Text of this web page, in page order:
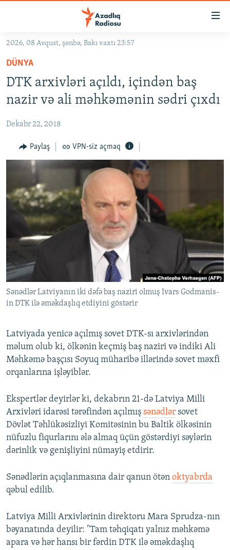
Əsas
qayıt
Əsas
naviqasiyaya
qayıt
Axtarışa
KORRUPSIOMETR
FƏRQƏ BAX
QANUNI DOĞRU
ARAŞDIRMA
MULTIMEDIA
VIDEO
FOTOQALEREYA
İNFOQRAFIKA
RADIO ARXIV
OXU ZALI
AZƏRBAYCAN ƏDƏBIYYATI KITABXANASI
İZ - MƏDƏNIYYƏT PROQRAMI
HAQQIMIZDA
MISSIYAMIZ
PEŞƏ ETIKASI VƏ JURNALISTIKA STANDARTLARIMIZ
MATERIALLARIMIZDAN ISTIFADƏ
AZADLIQRADIOSU MOBIL TELEFONUNUZDA
XƏBƏR BÜLLETENLƏRIMIZ
RFE/RL-in bütün saytları
2026, 08 Avqust, şənbə, Bakı vaxtı 23:57
DÜNYA
DTK arxivləri açıldı, içindən baş
nazir və ali məhkəmənin sədri çıxdı
Dekabr 22, 2018
Paylaş VPN-siz açmaq
Sənədlər Latviyanın iki dəfə baş naziri olmuş Ivars Godmanis-
in DTK ilə əməkdaşlıq etdiyini göstərir
Latviyada yenicə açılmış sovet DTK-sı arxivlərindən
məlum olub ki, ölkənin keçmiş baş naziri və indiki Ali
Məhkəmə başçısı Soyuq müharibə illərində sovet məxfi
orqanlarına işləyiblər.
Ekspertlər deyirlər ki, dekabrın 21-də Latviya Milli
Arxivləri idarəsi tərəfindən açılmış sənədlər sovet
Dövlət Təhlükəsizliyi Komitəsinin bu Baltik ölkəsinin
nüfuzlu fiqurlarını ələ almaq üçün göstərdiyi səylərin
dərinlik və genişliyini nümayiş etdirir.
Sənədlərin açıqlanmasına dair qanun ötən oktyabrda
qəbul edilib.
Latviya Milli Arxivlərinin direktoru Mara Sprudza-nın
bəyanatında deyilir: "Tam təhqiqatı yalnız məhkəmə
apara və hər hansı bir fərdin DTK ilə əməkdaşlıq